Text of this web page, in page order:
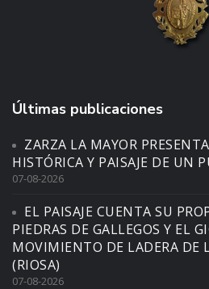
Últimas publicaciones
ZARZA LA MAYOR
HISTÓRICA Y PAISAJE DE UN
07-08-2026
EL PAISAJE CUENTA SU
PIEDRAS DE GALLEGOS Y EL
MOVIMIENTO DE LADERA DE
(RIOSA)
07-08-2026